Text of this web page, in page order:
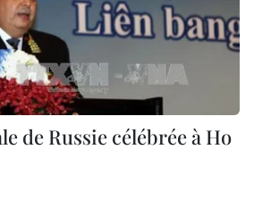
de Russie célébrée à Ho